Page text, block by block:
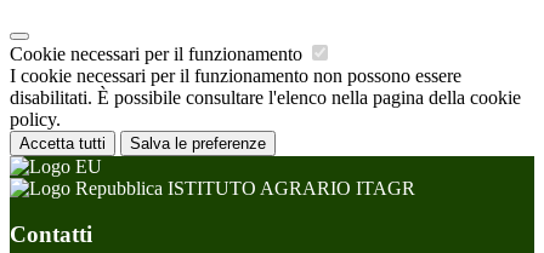
Cookie necessari per il funzionamento
I cookie necessari per il funzionamento non possono essere
disabilitati. È possibile consultare l'elenco nella pagina della cookie
policy.
Accetta tutti Salva le preferenze
ISTITUTO AGRARIO ITAGR
Contatti